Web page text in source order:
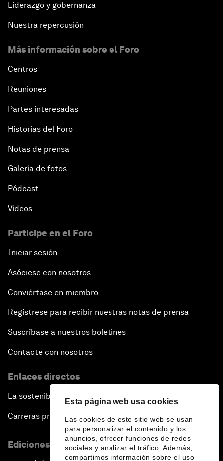
Esta página web usa cookies
Las cookies de este sitio web se usan
para personalizar el contenido y los
anuncios, ofrecer funciones de redes
sociales y analizar el tráfico. Además,
compartimos información sobre el uso
Liderazgo y gobernanza
Nuestra repercusión
Más información sobre el Foro
Centros
Reuniones
Partes interesadas
Historias del Foro
Notas de prensa
Galería de fotos
Pódcast
Vídeos
Participe en el Foro
Iniciar sesión
Asóciese con nosotros
Conviértase en miembro
Regístrese para recibir nuestras notas de prensa
Suscríbase a nuestros boletines
Contacte con nosotros
Enlaces directos
La sostenibilidad en el Foro
Carreras profesionales
Ediciones en otros idiomas